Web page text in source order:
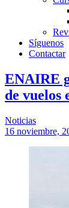
Síguenos
Contactar
ENAIRE
de vuelos
Noticias
16 noviembre,